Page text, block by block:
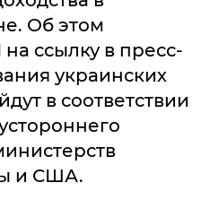
Об этом
ссылку в пресс-
украинских
в соответствии
и США.